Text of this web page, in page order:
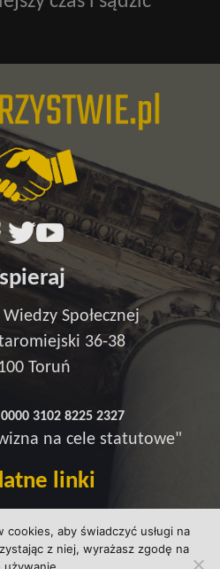
aby świadczyć usługi na
z niej, wyrażasz zgodę na
Społecznej
36-38
Toruń
3102 8225 2327
na cele statutowe"
linki